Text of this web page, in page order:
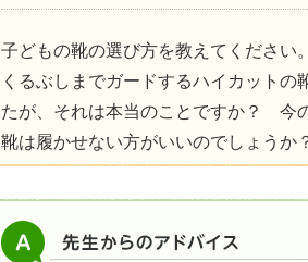
子どもの靴の選び方を教えてください。
くるぶしまでガードするハイカットの
たが、それは本当のことですか？ 今
靴は履かせない方がいいのでしょうか